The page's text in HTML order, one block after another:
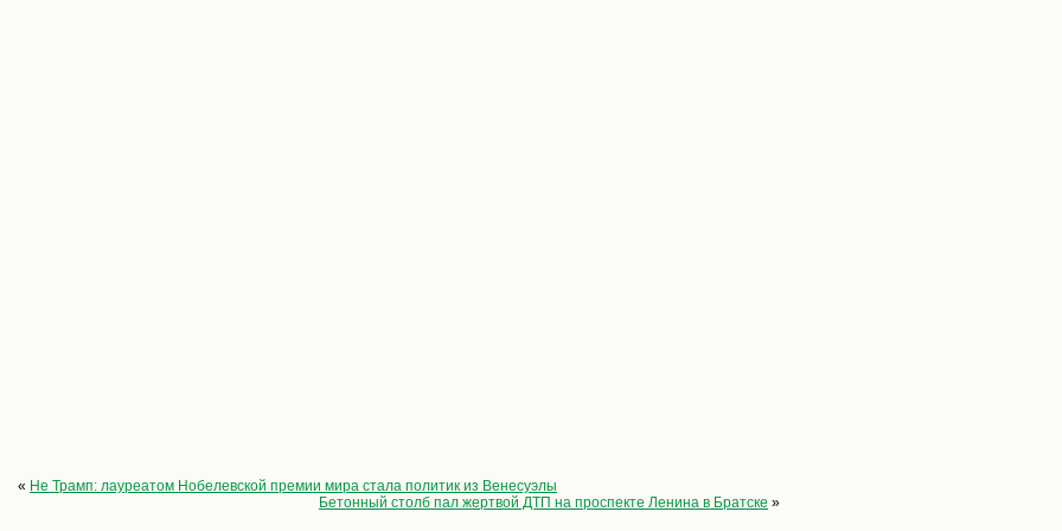
« Не Трамп: лауреатом Нобелевской премии мира стала политик из Венесуэлы
Бетонный столб пал жертвой ДТП на проспекте Ленина в Братске »